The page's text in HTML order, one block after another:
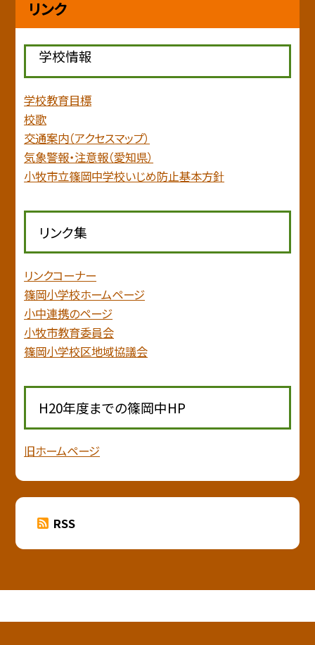
リンク
学校情報
学校教育目標
校歌
交通案内（アクセスマップ）
気象警報・注意報（愛知県）
小牧市立篠岡中学校いじめ防止基本方針
リンク集
リンクコーナー
篠岡小学校ホームページ
小中連携のページ
小牧市教育委員会
篠岡小学校区地域協議会
H20年度までの篠岡中HP
旧ホームページ
RSS